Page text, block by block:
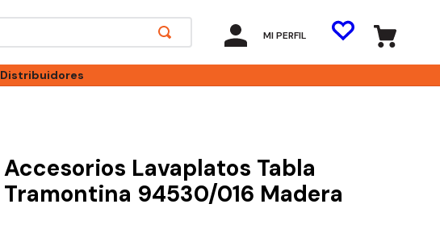
MI PERFIL
Distribuidores
Accesorios Lavaplatos Tabla
Tramontina 94530/016 Madera